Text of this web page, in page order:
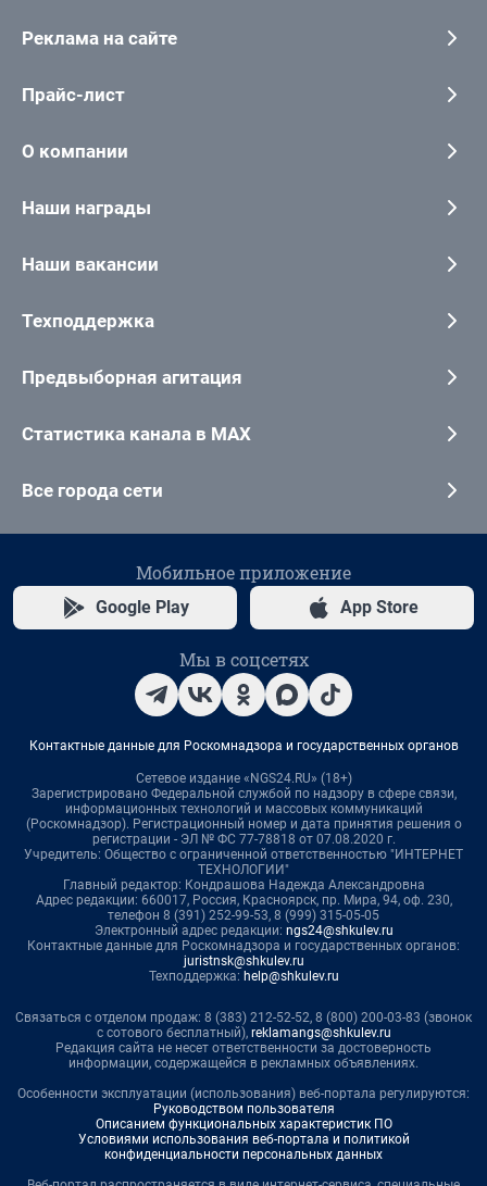
Реклама на сайте
Прайс-лист
О компании
Наши награды
Наши вакансии
Техподдержка
Предвыборная агитация
Статистика канала в MAX
Все города сети
Мобильное приложение
Google Play App Store
Мы в соцсетях
Контактные данные для Роскомнадзора и государственных органов
Сетевое издание «NGS24.RU» (18+)
Зарегистрировано Федеральной службой по надзору в сфере связи,
информационных технологий и массовых коммуникаций
(Роскомнадзор). Регистрационный номер и дата принятия решения о
регистрации - ЭЛ № ФС 77-78818 от 07.08.2020 г.
Учредитель: Общество с ограниченной ответственностью "ИНТЕРНЕТ
ТЕХНОЛОГИИ"
Главный редактор: Кондрашова Надежда Александровна
Адрес редакции: 660017, Россия, Красноярск, пр. Мира, 94, оф. 230,
телефон 8 (391) 252-99-53, 8 (999) 315-05-05
Электронный адрес редакции: ngs24@shkulev.ru
Контактные данные для Роскомнадзора и государственных органов:
juristnsk@shkulev.ru
Техподдержка: help@shkulev.ru
Связаться с отделом продаж: 8 (383) 212-52-52, 8 (800) 200-03-83 (звонок
с сотового бесплатный), reklamangs@shkulev.ru
Редакция сайта не несет ответственности за достоверность
информации, содержащейся в рекламных объявлениях.
Особенности эксплуатации (использования) веб-портала регулируются:
Руководством пользователя
Описанием функциональных характеристик ПО
Условиями использования веб-портала и политикой
конфиденциальности персональных данных